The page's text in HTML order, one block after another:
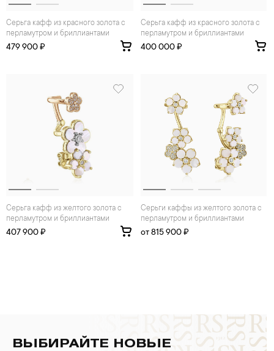
Серьга кафф из красного золота с
перламутром и бриллиантами
479 900 ₽
Серьга кафф из красного золота с
перламутром и бриллиантами
400 000 ₽
Серьга кафф из желтого золота с
перламутром и бриллиантами
407 900 ₽
Серьги каффы из желтого золота с
перламутром и бриллиантами
от 815 900 ₽
ВЫБИРАЙТЕ НОВЫЕ